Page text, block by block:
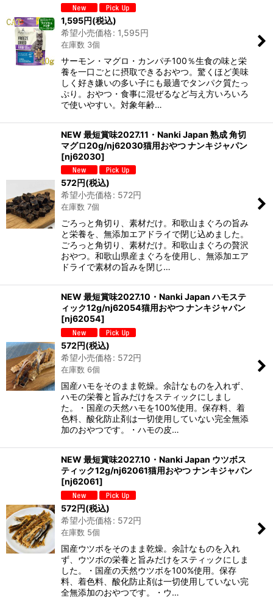
1,595円(税込)
希望小売価格: 1,595円
在庫数 3個
サーモン・マグロ・カンパチ100％生食の味と栄
養を一口ごとに摂取できるおやつ。驚くほど美味
しく好き嫌いの多い子にも最適でタンパク質たっ
ぷり。おやつ・食事に混ぜるなど与え方いろいろ
で使いやすい。対象年齢…
NEW 最短賞味2027.11・Nanki Japan 熟成 角切
マグロ20g/nj62030猫用おやつ ナンキジャパン
[nj62030]
572円(税込)
希望小売価格: 572円
在庫数 7個
ごろっと角切り、素材だけ。和歌山まぐろの旨み
と栄養を、無添加エアドライで閉じ込めました。
ごろっと角切り、素材だけ。和歌山まぐろの贅沢
おやつ。和歌山県産まぐろを使用し、無添加エア
ドライで素材の旨みを閉じ…
NEW 最短賞味2027.10・Nanki Japan ハモステ
ィック12g/nj62054猫用おやつ ナンキジャパン
[nj62054]
572円(税込)
希望小売価格: 572円
在庫数 6個
国産ハモをそのまま乾燥。余計なものを入れず、
ハモの栄養と旨みだけをスティックにしまし
た。・国産の天然ハモを100%使用。保存料、着
色料、酸化防止剤は一切使用していない完全無添
加のおやつです。・ハモの皮…
NEW 最短賞味2027.10・Nanki Japan ウツボス
ティック12g/nj62061猫用おやつ ナンキジャパン
[nj62061]
572円(税込)
希望小売価格: 572円
在庫数 5個
国産ウツボをそのまま乾燥。余計なものを入れ
ず、ウツボの栄養と旨みだけをスティックにしま
した。・国産の天然ウツボを100%使用。保存
料、着色料、酸化防止剤は一切使用していない完
全無添加のおやつです。・ウ…